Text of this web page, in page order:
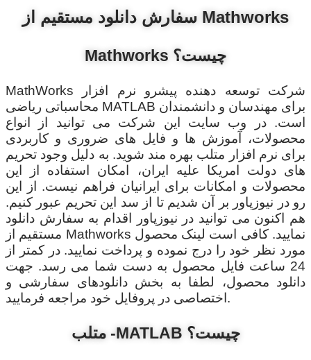
سفارش دانلود مستقیم از Mathworks
Mathworks چیست؟
MathWorks شرکت توسعه دهنده پیشرو نرم افزار
محاسباتی ریاضی MATLAB برای مهندسان و دانشمندان
است. در وب سایت این شرکت می توانید از انواع
محصولات، آموزش ها و فایل های ضروری و کاربردی
برای نرم افزار متلب بهره مند شوید. به دلیل وجود تحریم
های دولت امریکا علیه ایران، امکان استفاده از این
محصولات و امکانات برای ایرانیان فراهم نیست. از این
رو در نیوزپاور بر آن شدیم تا از سد این تحریم عبور کنیم.
هم اکنون می توانید در نیوزپاور اقدام به سفارش دانلود
مستقیم از Mathworks نمایید. کافی است لینک محصول
مورد نظر خود را درج نموده و پرداخت نمایید. در کمتر از
24 ساعت فایل محصول به دست شما می رسد. جهت
دانلود محصول، لطفا به بخش دانلودهای سفارشی و
اختصاصی در پروفایل خود مراجعه فرمایید.
متلب -MATLAB چیست؟